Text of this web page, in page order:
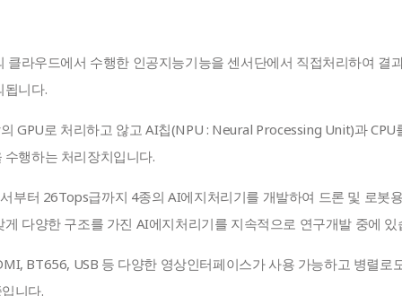
됩니다.
GPU로 처리하고 않고 AI칩(NPU : Neural Processing Unit)과 CPU
행하는 처리장치입니다.
부터 26Tops급까지 4종의 AI에지처리기를 개발하여 드론 및 로봇
다양한 구조를 가진 AI에지처리기를 지속적으로 연구개발 중에 있
BT656, USB 등 다양한 영상인터페이스가 사용 가능하고 병렬로
니다.